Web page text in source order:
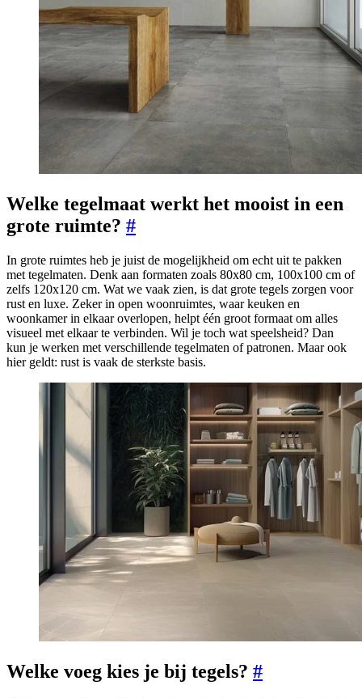
Welke tegelmaat werkt het mooist in een
grote ruimte? #
In grote ruimtes heb je juist de mogelijkheid om echt uit te pakken
met tegelmaten. Denk aan formaten zoals 80x80 cm, 100x100 cm of
zelfs 120x120 cm. Wat we vaak zien, is dat grote tegels zorgen voor
rust en luxe. Zeker in open woonruimtes, waar keuken en
woonkamer in elkaar overlopen, helpt één groot formaat om alles
visueel met elkaar te verbinden. Wil je toch wat speelsheid? Dan
kun je werken met verschillende tegelmaten of patronen. Maar ook
hier geldt: rust is vaak de sterkste basis.
Welke voeg kies je bij tegels? #